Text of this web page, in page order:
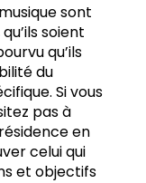
sont
soient
qu’ils
du
Si vous
pas à
en
celui qui
et objectifs